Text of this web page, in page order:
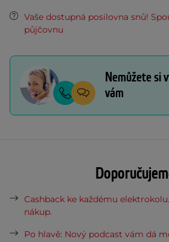
Vaše dostupná posilovna snů!
půjčovnu
Nemůžete si
vám
Cashback ke každému
nákup.
Po hlavě: Nový podcast vám dá